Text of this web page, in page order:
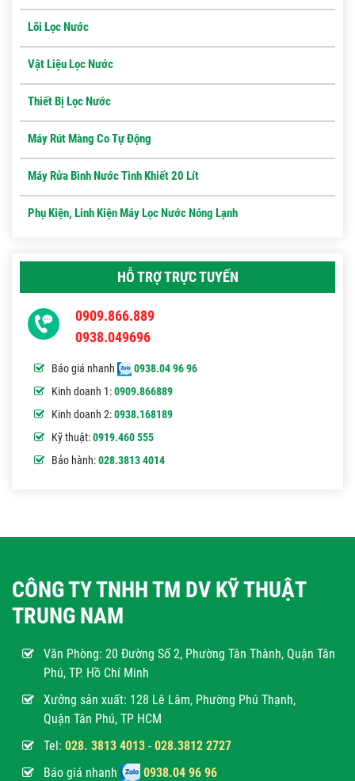
Lõi Lọc Nước
Vật Liệu Lọc Nước
Thiết Bị Lọc Nước
Máy Rút Màng Co Tự Động
Máy Rửa Bình Nước Tinh Khiết 20 Lít
Phụ Kiện, Linh Kiện Máy Lọc Nước Nóng Lạnh
HỖ TRỢ TRỰC TUYẾN
0909.866.889
0938.049696
Báo giá nhanh
0938.04 96 96
Kinh doanh 1:0909.866889
Kinh doanh 2:0938.168189
Kỹ thuật:0919.460 555
Bảo hành:028.3813 4014
CÔNG TY TNHH TM DV KỸ THUẬT
TRUNG NAM
Văn Phòng: 20 Đường Số 2, Phường Tân Thành, Quận Tân
Phú, TP. Hồ Chí Minh
Xưởng sản xuất: 128 Lê Lâm, Phường Phú Thạnh,
Quận Tân Phú, TP HCM
Tel: 028. 3813 4013 - 028.3812 2727
Báo giá nhanh
0938.04 96 96